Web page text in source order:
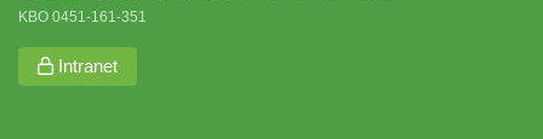
KBO 0451-161-351
Intranet